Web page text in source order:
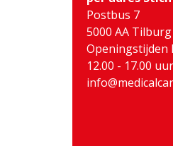
Postbus 7
5000 AA Tilburg
Openingstijden
12.00 - 17.00 uur